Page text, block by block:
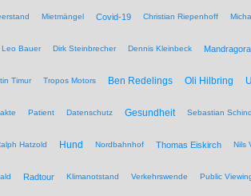
Mietmängel Covid-19 Christian Riepenhoff
Leo Bauer Dirk Steinbrecher Dennis Kleinbeck Mandragora
Timur Tropos Motors Ben Redelings Oli Hilbring
Patient Datenschutz Gesundheit Sebastian
Hatzold Hund Nordbahnhof Thomas Eiskirch Nils
Radtour Klimanotstand Verkehrswende Public